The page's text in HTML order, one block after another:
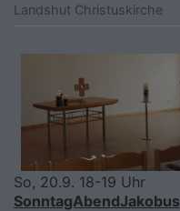
Landshut Christuskirche
So, 20.9. 18-19 Uhr
SonntagAbendJakobus